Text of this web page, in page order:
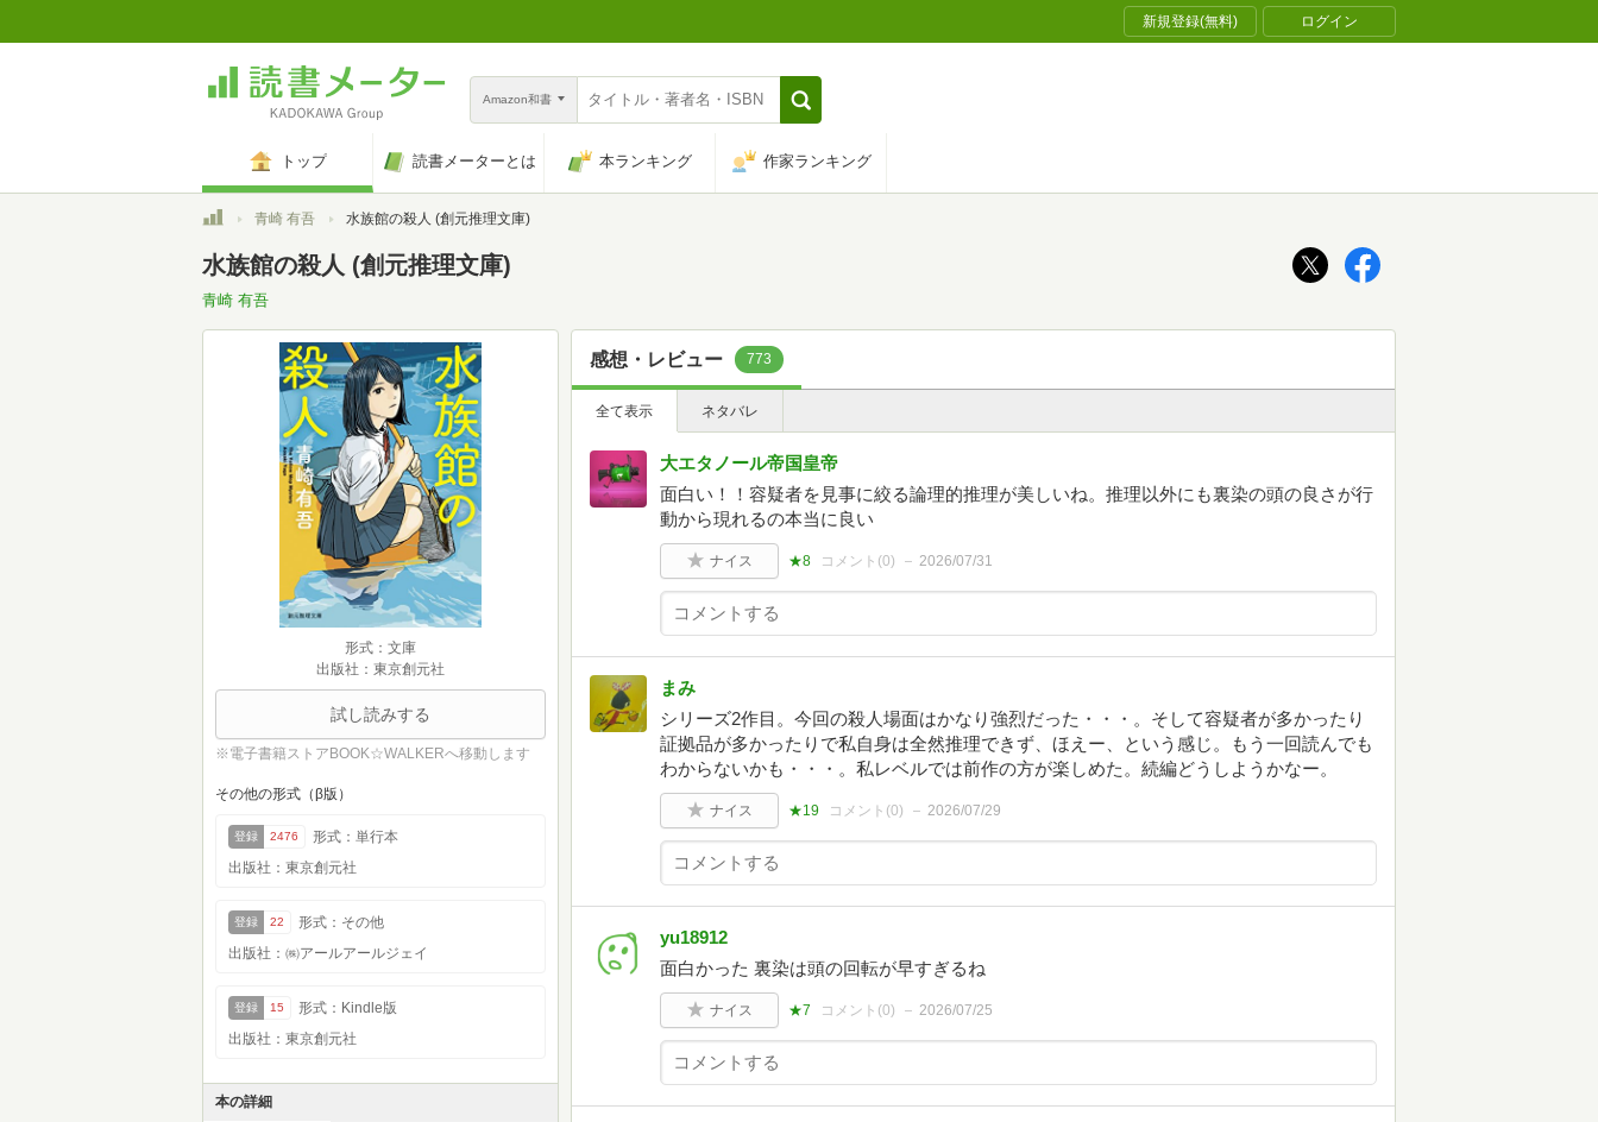
新規登録(無料) ログイン
Amazon和書
トップ 読書メーターとは 本ランキング 作家ランキング
トップ青崎 有吾 水族館の殺人 (創元推理文庫)
水族館の殺人 (創元推理文庫)
青崎 有吾
形式：文庫
出版社：東京創元社
試し読みする
※電子書籍ストアBOOK☆WALKERへ移動します
その他の形式（β版）
登録 2476
形式：単行本
出版社：東京創元社
登録 22
形式：その他
出版社：㈱アールアールジェイ
登録 15
形式：Kindle版
出版社：東京創元社
本の詳細
感想・レビュー 773
全て表示 ネタバレ
大エタノール帝国皇帝
面白い！！容疑者を見事に絞る論理的推理が美しいね。推理以外にも裏染の頭の良さが行
動から現れるの本当に良い
ナイス ★8 コメント(0) 2026/07/31
まみ
シリーズ2作目。今回の殺人場面はかなり強烈だった・・・。そして容疑者が多かったり
証拠品が多かったりで私自身は全然推理できず、ほえー、という感じ。もう一回読んでも
わからないかも・・・。私レベルでは前作の方が楽しめた。続編どうしようかなー。
ナイス ★19 コメント(0) 2026/07/29
yu18912
面白かった 裏染は頭の回転が早すぎるね
ナイス ★7 コメント(0) 2026/07/25